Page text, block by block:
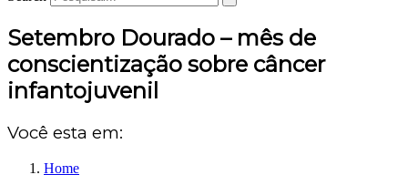
Setembro Dourado – mês de
conscientização sobre câncer
infantojuvenil
Você esta em:
Home